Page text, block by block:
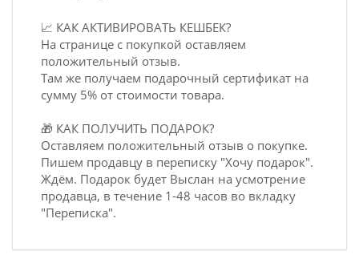
📈 КАК АКТИВИРОВАТЬ КЕШБЕК?
На странице с покупкой оставляем
положительный отзыв.
Там же получаем подарочный сертификат на
сумму 5% от стоимости товара.
🎁 КАК ПОЛУЧИТЬ ПОДАРОК?
Оставляем положительный отзыв о покупке.
Пишем продавцу в переписку "Хочу подарок".
Ждём. Подарок будет Выслан на усмотрение
продавца, в течение 1-48 часов во вкладку
"Переписка".